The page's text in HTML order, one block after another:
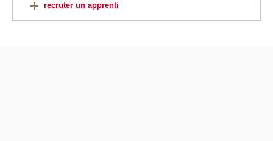
recruter un apprenti